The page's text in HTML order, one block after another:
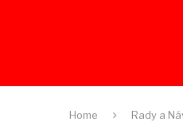
Home Rady a